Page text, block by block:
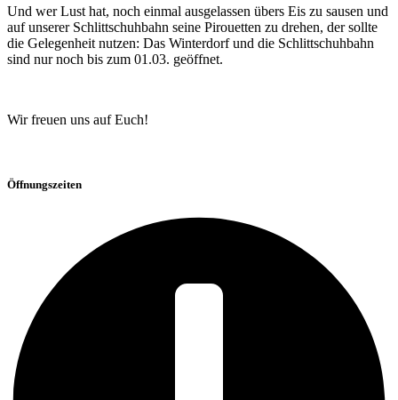
Und wer Lust hat, noch einmal ausgelassen übers Eis zu sausen und
auf unserer Schlittschuhbahn seine Pirouetten zu drehen, der sollte
die Gelegenheit nutzen: Das Winterdorf und die Schlittschuhbahn
sind nur noch bis zum 01.03. geöffnet.
Wir freuen uns auf Euch!
Öffnungszeiten